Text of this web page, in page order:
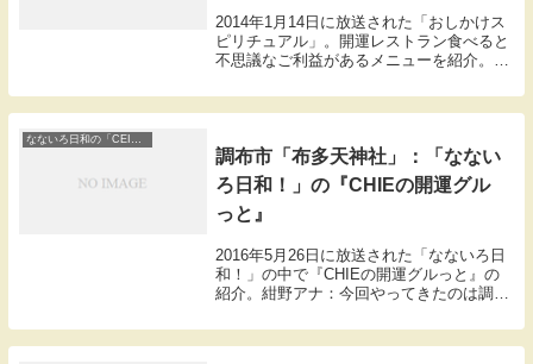
2014年1月14日に放送された「おしかけス
ピリチュアル」。開運レストラン食べると
不思議なご利益があるメニューを紹介。
む不思議なつくね】そのお店があるのは神
奈川県川崎市の溝の口駅から徒歩5分の繁
なないろ日和の「CEIEの開運ぐるっと」
調布市「布多天神社」：「なない
ろ日和！」の『CHIEの開運グル
っと』
2016年5月26日に放送された「なないろ日
和！」の中で『CHIEの開運グルっと』の
紹介。紺野アナ：今回やってきたのは調布
社。学問の神様として知られている菅原道
真が祀られている歴史のある神社です。